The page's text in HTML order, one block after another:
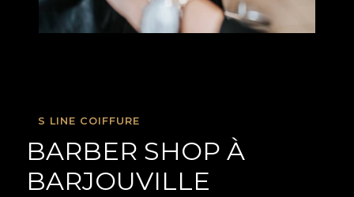
S LINE COIFFURE
BARBER SHOP À
BARJOUVILLE